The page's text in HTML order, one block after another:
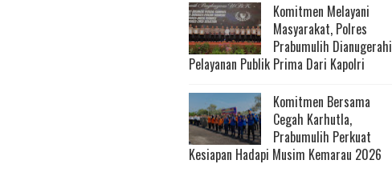
Komitmen Melayani
Masyarakat, Polres
Prabumulih Dianugerahi
Pelayanan Publik Prima Dari Kapolri
Komitmen Bersama
Cegah Karhutla,
Prabumulih Perkuat
Kesiapan Hadapi Musim Kemarau 2026